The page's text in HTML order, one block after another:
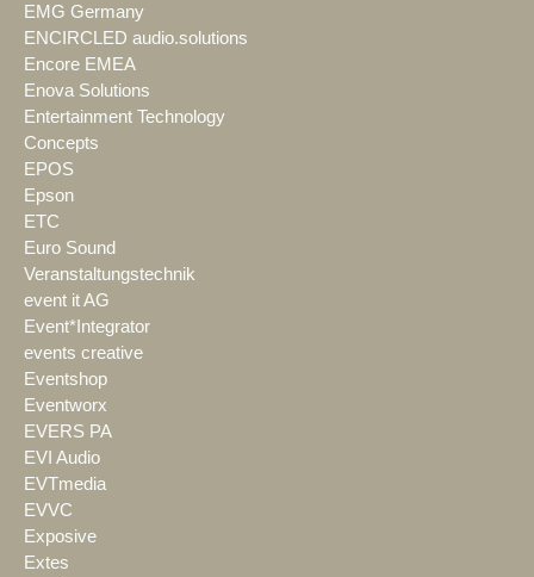
EMG Germany
ENCIRCLED audio.solutions
Encore EMEA
Enova Solutions
Entertainment Technology
Concepts
EPOS
Epson
ETC
Euro Sound
Veranstaltungstechnik
event it AG
Event*Integrator
events creative
Eventshop
Eventworx
EVERS PA
EVI Audio
EVTmedia
EVVC
Exposive
Extes